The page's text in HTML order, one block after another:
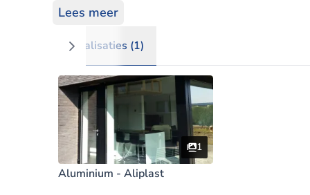
bvba draagt service hoog in het vaandel.
Lees meer
Realisaties (1)
1
Aluminium - Aliplast